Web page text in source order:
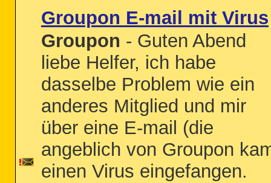
Groupon E-mail mit Virus
Groupon - Guten Abend
liebe Helfer, ich habe
dasselbe Problem wie ein
anderes Mitglied und mir
über eine E-mail (die
angeblich von Groupon
einen Virus eingefangen.